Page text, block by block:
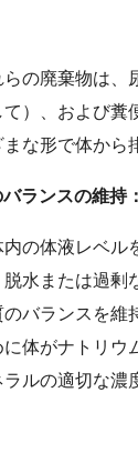
の廃棄物は、
）、および糞
な形で体から
ランスの維持：
の体液レベル
水または過剰
バランスを維
体がナトリウ
ルの適切な濃